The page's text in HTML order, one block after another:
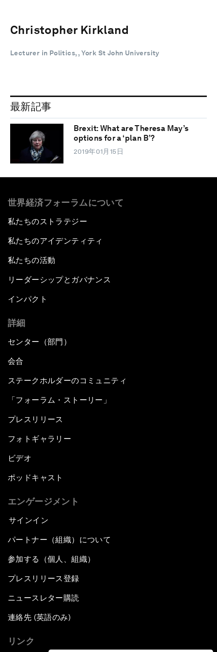
Christopher Kirkland
Lecturer in Politics, , York St John University
最新記事
Brexit: What are Theresa May’s
options for a ‘plan B’?
2019年01月15日
世界経済フォーラムについて
私たちのストラテジー
私たちのアイデンティティ
私たちの活動
リーダーシップとガバナンス
インパクト
詳細
センター（部門）
会合
ステークホルダーのコミュニティ
「フォーラム・ストーリー」
プレスリリース
フォトギャラリー
ビデオ
ポッドキャスト
エンゲージメント
サインイン
パートナー（組織）について
参加する（個人、組織）
プレスリリース登録
ニュースレター購読
連絡先 (英語のみ)
リンク